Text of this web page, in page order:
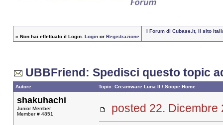
» Non hai effettuato il Login. Loginor Registrazione
I Forum di Cubase.it, il sito
UBBFriend: Spedisci questo topic
Autore Topic: Creamware Luna II / Scope Home
shakuhachi
Junior Member
Member # 4851
posted 22.